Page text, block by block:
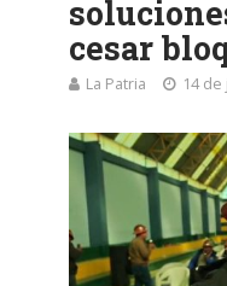
cesar
La Patria 14